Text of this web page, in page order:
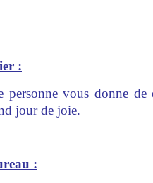
:
personne vous donne
jour de joie.
: